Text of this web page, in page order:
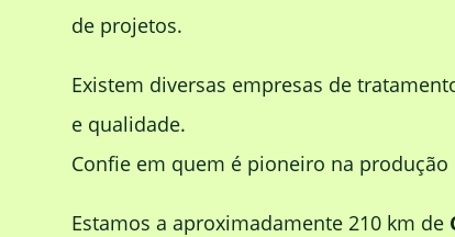
de projetos.
Existem diversas empresas de
e qualidade.
Confie em quem é pioneiro na
Estamos a aproximadamente 210 km de